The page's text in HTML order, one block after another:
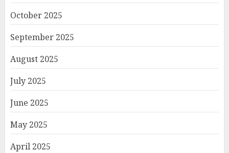
October 2025
September 2025
August 2025
July 2025
June 2025
May 2025
April 2025